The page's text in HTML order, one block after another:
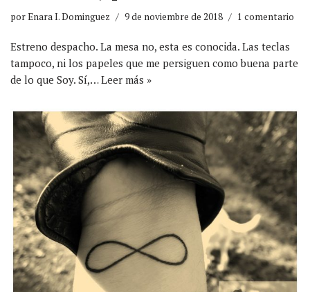
porEnara I. Dominguez 9 de noviembre de 2018 1 comentario
Estreno despacho. La mesa no, esta es conocida. Las teclas
tampoco, ni los papeles que me persiguen como buena parte
de lo que Soy. Sí,…Leer más »